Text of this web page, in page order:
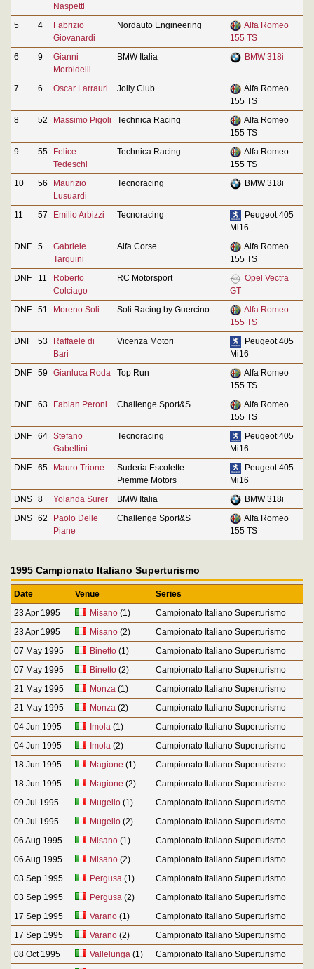
Naspetti
5 4
Fabrizio
Giovanardi
Nordauto Engineering
Alfa Romeo
155 TS
6
9
Gianni
Morbidelli
BMW Italia BMW 318i
7 6 Oscar Larrauri Jolly Club
Alfa Romeo
155 TS
8
52 Massimo Pigoli Technica Racing
Alfa Romeo
155 TS
9
55
Felice
Tedeschi
Technica Racing
Alfa Romeo
155 TS
10
56
Maurizio
Lusuardi
Tecnoracing BMW 318i
11 57 Emilio Arbizzi Tecnoracing
Peugeot 405
Mi16
DNF
5
Gabriele
Tarquini
Alfa Corse
Alfa Romeo
155 TS
DNF
11
Roberto
Colciago
RC Motorsport
Opel Vectra
GT
DNF
51 Moreno Soli Soli Racing by Guercino
Alfa Romeo
155 TS
DNF
53
Raffaele di
Bari
Vicenza Motori
Peugeot 405
Mi16
DNF
59 Gianluca Roda Top Run
Alfa Romeo
155 TS
DNF
63 Fabian Peroni Challenge Sport&S
Alfa Romeo
155 TS
DNF
64 Stefano
Gabellini
Tecnoracing
Peugeot 405
Mi16
DNF
65 Mauro Trione
Suderia Escolette –
Piemme Motors
Peugeot 405
Mi16
DNS 8 Yolanda Surer BMW Italia
BMW 318i
DNS 62
Paolo Delle
Piane
Challenge Sport&S
Alfa Romeo
155 TS
1995 Campionato Italiano Superturismo
Date Venue
Series
23 Apr 1995
Misano(1)
Campionato Italiano Superturismo
23 Apr 1995
Misano(2)
Campionato Italiano Superturismo
07 May 1995
Binetto(1)
Campionato Italiano Superturismo
07 May 1995
Binetto(2)
Campionato Italiano Superturismo
21 May 1995
Monza (1)
Campionato Italiano Superturismo
21 May 1995
Monza (2)
Campionato Italiano Superturismo
04 Jun 1995
Imola (1)
Campionato Italiano Superturismo
04 Jun 1995
Imola (2)
Campionato Italiano Superturismo
18 Jun 1995
Magione (1)
Campionato Italiano Superturismo
18 Jun 1995
Magione (2)
Campionato Italiano Superturismo
09 Jul 1995
Mugello(1)
Campionato Italiano Superturismo
09 Jul 1995
Mugello(2)
Campionato Italiano Superturismo
06 Aug 1995
Misano(1)
Campionato Italiano Superturismo
06 Aug 1995
Misano(2)
Campionato Italiano Superturismo
03 Sep 1995
Pergusa (1)
Campionato Italiano Superturismo
03 Sep 1995
Pergusa (2)
Campionato Italiano Superturismo
17 Sep 1995
Varano(1)
Campionato Italiano Superturismo
17 Sep 1995
Varano(2)
Campionato Italiano Superturismo
08 Oct 1995
Vallelunga (1)
Campionato Italiano Superturismo